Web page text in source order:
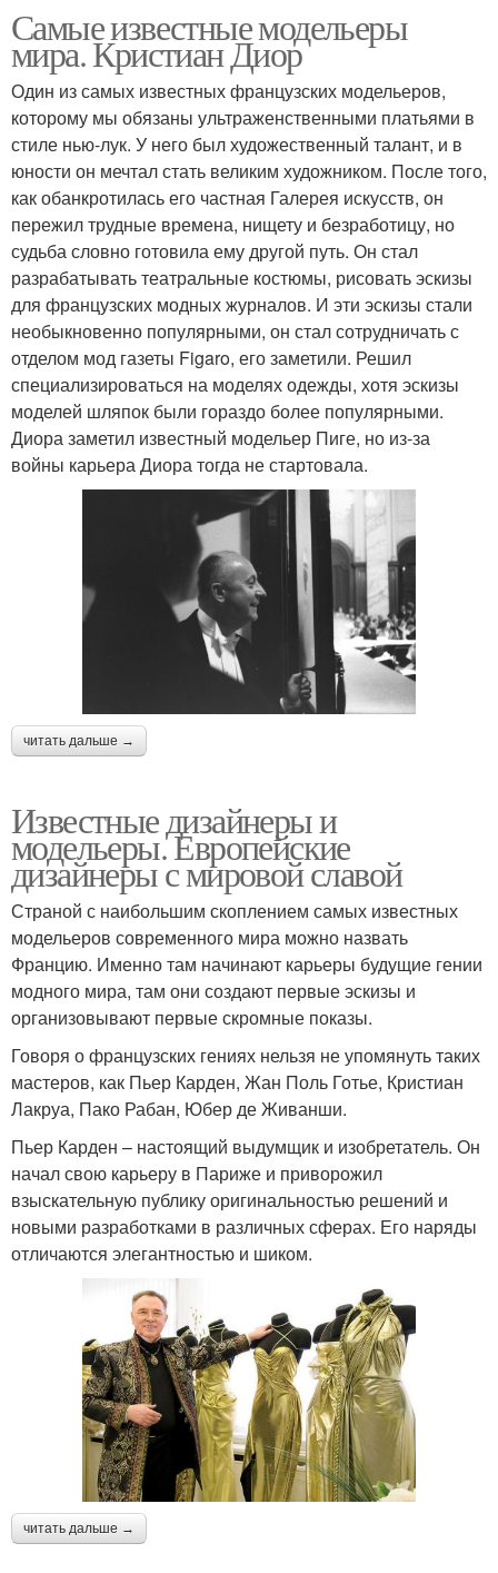
Самые известные модельеры
мира. Кристиан Диор
Один из самых известных французских модельеров,
которому мы обязаны ультраженственными платьями в
стиле нью-лук. У него был художественный талант, и в
юности он мечтал стать великим художником. После того,
как обанкротилась его частная Галерея искусств, он
пережил трудные времена, нищету и безработицу, но
судьба словно готовила ему другой путь. Он стал
разрабатывать театральные костюмы, рисовать эскизы
для французских модных журналов. И эти эскизы стали
необыкновенно популярными, он стал сотрудничать с
отделом мод газеты Figaro, его заметили. Решил
специализироваться на моделях одежды, хотя эскизы
моделей шляпок были гораздо более популярными.
Диора заметил известный модельер Пиге, но из-за
войны карьера Диора тогда не стартовала.
читать дальше →
Известные дизайнеры и
модельеры. Европейские
дизайнеры с мировой славой
Страной с наибольшим скоплением самых известных
модельеров современного мира можно назвать
Францию. Именно там начинают карьеры будущие гении
модного мира, там они создают первые эскизы и
организовывают первые скромные показы.
Говоря о французских гениях нельзя не упомянуть таких
мастеров, как Пьер Карден, Жан Поль Готье, Кристиан
Лакруа, Пако Рабан, Юбер де Живанши.
Пьер Карден – настоящий выдумщик и изобретатель. Он
начал свою карьеру в Париже и приворожил
взыскательную публику оригинальностью решений и
новыми разработками в различных сферах. Его наряды
отличаются элегантностью и шиком.
читать дальше →